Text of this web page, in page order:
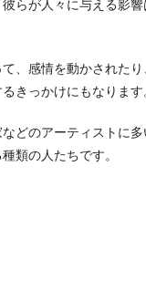
らが人々に与える影
て、感情を動かされた
きっかけにもなります
どのアーティストに
類の人たちです。